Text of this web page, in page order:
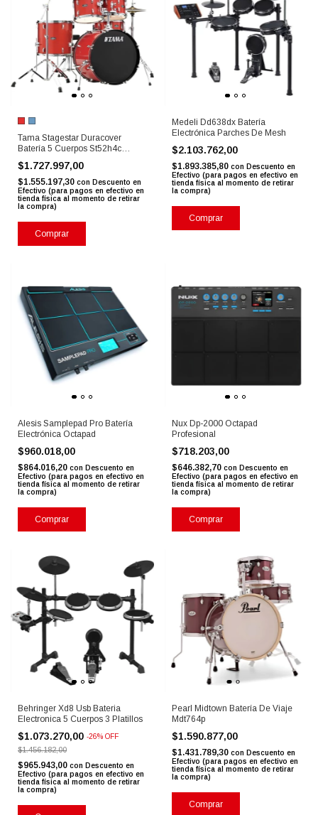
Tama Stagestar Duracover
Batería 5 Cuerpos St52h4c
C/platos
$1.727.997,00
$1.555.197,30 con Descuento en
Efectivo (para pagos en efectivo en
tienda física al momento de retirar
la compra)
Comprar
Medeli Dd638dx Batería
Electrónica Parches De Mesh
$2.103.762,00
$1.893.385,80 con Descuento en
Efectivo (para pagos en efectivo en
tienda física al momento de retirar
la compra)
Comprar
Alesis Samplepad Pro Batería
Electrónica Octapad
$960.018,00
$864.016,20 con Descuento en
Efectivo (para pagos en efectivo en
tienda física al momento de retirar
la compra)
Comprar
Nux Dp-2000 Octapad
Profesional
$718.203,00
$646.382,70 con Descuento en
Efectivo (para pagos en efectivo en
tienda física al momento de retirar
la compra)
Comprar
Behringer Xd8 Usb Bateria
Electronica 5 Cuerpos 3 Platillos
$1.073.270,00 -26% OFF
$1.456.182,00
$965.943,00 con Descuento en
Efectivo (para pagos en efectivo en
tienda física al momento de retirar
la compra)
Pearl Midtown Batería De Viaje
Mdt764p
$1.590.877,00
$1.431.789,30 con Descuento en
Efectivo (para pagos en efectivo en
tienda física al momento de retirar
la compra)
Comprar